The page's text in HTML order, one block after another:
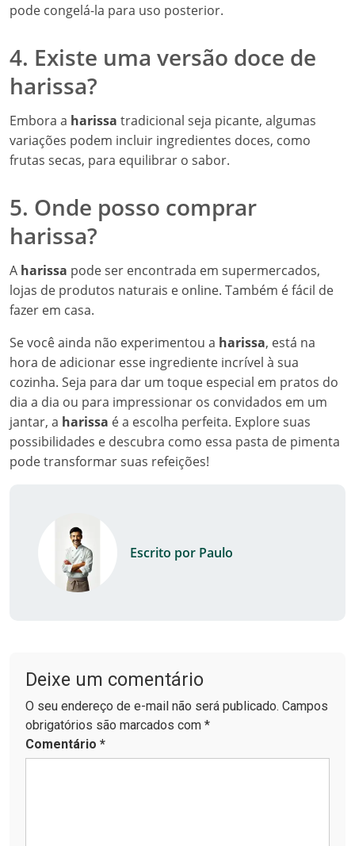
pode congelá-la para uso posterior.
4. Existe uma versão doce de
harissa?
Embora a harissa tradicional seja picante, algumas
variações podem incluir ingredientes doces, como
frutas secas, para equilibrar o sabor.
5. Onde posso comprar
harissa?
A harissa pode ser encontrada em supermercados,
lojas de produtos naturais e online. Também é fácil de
fazer em casa.
Se você ainda não experimentou a harissa, está na
hora de adicionar esse ingrediente incrível à sua
cozinha. Seja para dar um toque especial em pratos do
dia a dia ou para impressionar os convidados em um
jantar, a harissa é a escolha perfeita. Explore suas
possibilidades e descubra como essa pasta de pimenta
pode transformar suas refeições!
Escrito por Paulo
Deixe um comentário
O seu endereço de e-mail não será publicado. Campos
obrigatórios são marcados com *
Comentário *